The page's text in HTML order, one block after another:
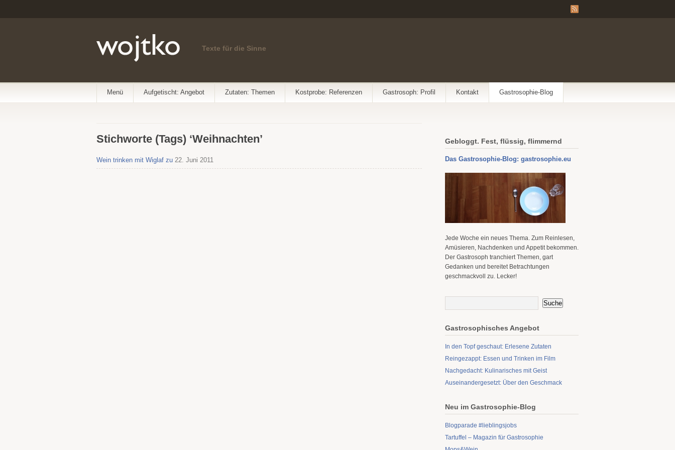
Texte für die Sinne
Menü Aufgetischt: Angebot Zutaten: Themen Kostprobe: Referenzen Gastrosoph: Profil Kontakt Gastrosophie-Blog
Stichworte (Tags) ‘Weihnachten’
Wein trinken mit Wiglaf zu 22. Juni 2011
Gebloggt. Fest, flüssig, flimmernd
Das Gastrosophie-Blog: gastrosophie.eu
Jede Woche ein neues Thema. Zum Reinlesen,
Amüsieren, Nachdenken und Appetit bekommen.
Der Gastrosoph tranchiert Themen, gart
Gedanken und bereitet Betrachtungen
geschmackvoll zu. Lecker!
Gastrosophisches Angebot
In den Topf geschaut: Erlesene Zutaten
Reingezappt: Essen und Trinken im Film
Nachgedacht: Kulinarisches mit Geist
Auseinandergesetzt: Über den Geschmack
Neu im Gastrosophie-Blog
Blogparade #lieblingsjobs
Tartuffel – Magazin für Gastrosophie